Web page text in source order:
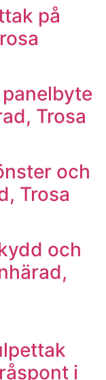
på
Trosa
och
Trosa
och
i